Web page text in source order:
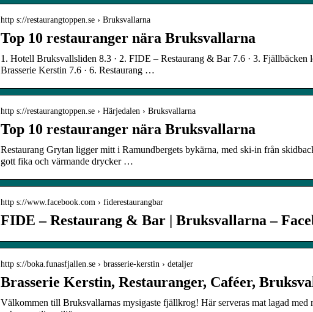
http s://restaurangtoppen.se › Bruksvallarna
Top 10 restauranger nära Bruksvallarna
1. Hotell Bruksvallsliden 8.3 · 2. FIDE – Restaurang & Bar 7.6 · 3. Fjällbäcken
Brasserie Kerstin 7.6 · 6. Restaurang …
http s://restaurangtoppen.se › Härjedalen › Bruksvallarna
Top 10 restauranger nära Bruksvallarna
Restaurang Grytan ligger mitt i Ramundbergets bykärna, med ski-in från
gott fika och värmande drycker …
http s://www.facebook.com › fiderestaurangbar
FIDE – Restaurang & Bar | Bruksvallarna –
http s://boka.funasfjallen.se › brasserie-kerstin › detaljer
Brasserie Kerstin, Restauranger, Caféer,
Välkommen till Bruksvallarnas mysigaste fjällkrog! Här serveras mat lagad